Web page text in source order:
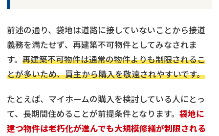
前述の通り、袋地は道路に接していないことから接道
義務を満たせず、再建築不可物件としてみなされま
す。 再建築不可物件は通常の物件よりも制限されるこ
とが多いため、買主から購入を敬遠されやすいです。
たとえば、マイホームの購入を検討している人にとっ
て、長期間住めることが前提条件となります。 袋地に
建つ物件は老朽化が進んでも大規模修繕が制限される